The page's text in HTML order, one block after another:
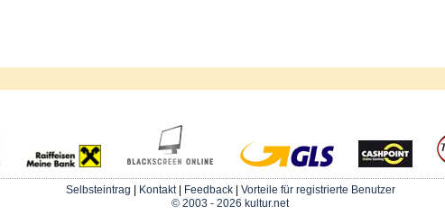
Selbsteintrag Kontakt| Feedback| Vorteile für registrierte Benutzer
© 2003 - 2026 kultur.net